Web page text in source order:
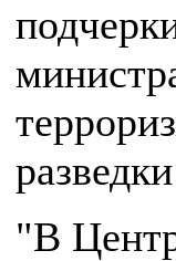
"В